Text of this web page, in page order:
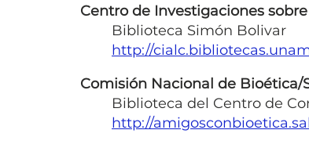
Centro de Investigaciones
Biblioteca Simón Bolivar
http://
Comisión Nacional de Bioética/
Biblioteca del Centro de
http://